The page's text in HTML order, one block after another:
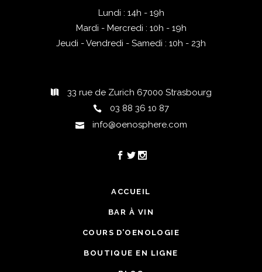
Lundi : 14h - 19h
Mardi - Mercredi : 10h - 19h
Jeudi - Vendredi - Samedi : 10h - 23h
33 rue de Zurich 67000 Strasbourg
03 88 36 10 87
info@oenosphere.com
ACCUEIL
BAR À VIN
COURS D’OENOLOGIE
BOUTIQUE EN LIGNE